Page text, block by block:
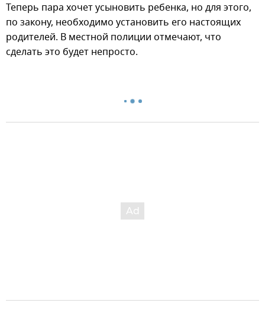
Теперь пара хочет усыновить ребенка, но для этого,
по закону, необходимо установить его настоящих
родителей. В местной полиции отмечают, что
сделать это будет непросто.